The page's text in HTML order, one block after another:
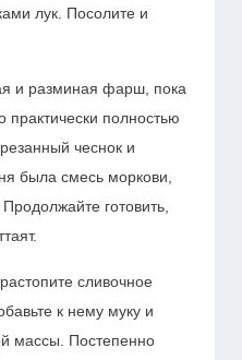
лук. Посолите и
и разминая фарш, пока
практически полностью
чеснок и
была смесь моркови,
готовить,
сливочное
к нему муку и
массы. Постепенно